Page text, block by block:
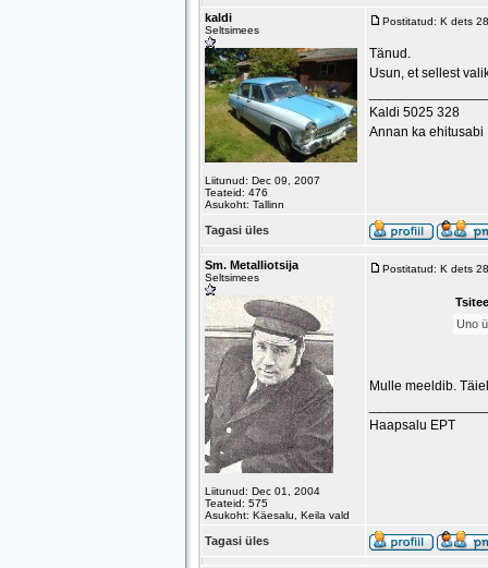
kaldi
Seltsimees
Liitunud: Dec 09, 2007
Teateid: 476
Asukoht: Tallinn
Postitatud: K dets
Tänud.
Usun, et sellest
Kaldi 5025 328
Annan ka ehitusabi
Tagasi üles
Sm. Metalliotsija
Seltsimees
Liitunud: Dec 01, 2004
Teateid: 575
Asukoht: Käesalu, Keila vald
Postitatud: K dets
Uno
Mulle meeldib.
Haapsalu EPT
Tagasi üles